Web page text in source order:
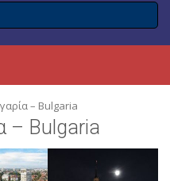
– Bulgaria
– Bulgaria